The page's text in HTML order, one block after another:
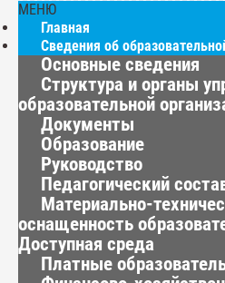
МЕНЮ
Главная
Сведения об
Основные сведения
Структура и органы
образовательной
Документы
Образование
Руководство
Педагогический
Материально-
оснащенность
Доступная среда
Платные